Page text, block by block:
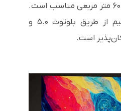
می‌کنند که برای فضای ۶۰ متر مربعی مناسب است.
همچنین، اتصال بی‌سیم از طریق بلوتوث ۵.۰ و
است.